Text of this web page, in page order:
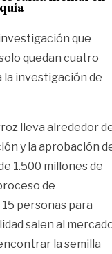
que
quedan cuatro
la investigación de
lleva alrededor
y la aprobación
1.500 millones de
de
personas para
salen al
la semilla